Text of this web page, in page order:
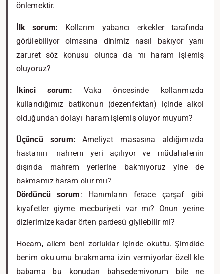
önlemektir.
İlk sorum: Kollarım yabancı erkekler tarafında
görülebiliyor olmasına dinimiz nasıl bakıyor yanı
zaruret söz konusu olunca da mı haram işlemiş
oluyoruz?
İkinci sorum: Vaka öncesinde kollarımızda
kullandığımız batikonun (dezenfektan) içinde alkol
olduğundan dolayı haram işlemiş oluyor muyum?
Üçüncü sorum: Ameliyat masasına aldığımızda
hastanın mahrem yeri açılıyor ve müdahalenin
dışında mahrem yerlerine bakmıyoruz yine de
bakmamız haram olur mu?
Dördüncü sorum: Hanımların ferace çarşaf gibi
kıyafetler giyme mecburiyeti var mı? Onun yerine
dizlerimize kadar örten pardesü giyilebilir mi?
Hocam, ailem beni zorluklar içinde okuttu. Şimdide
benim okulumu bırakmama izin vermiyorlar özellikle
babama bu konudan bahsedemiyorum bile ne